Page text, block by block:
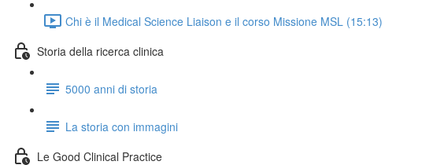
Chi è il Medical Science Liaison e il corso Missione MSL (15:13)
Storia della ricerca clinica
5000 anni di storia
La storia con immagini
Le Good Clinical Practice